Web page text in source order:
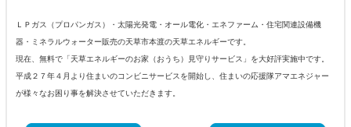
ＬＰガス（プロパンガス）・太陽光発電・オール電化・エネファーム・住宅関連設備機
器・ミネラルウォーター販売の天草市本渡の天草エネルギーです。
現在、無料で「天草エネルギーのお家（おうち）見守りサービス」を大好評実施中です。
平成２７年４月より住まいのコンビニサービスを開始し、住まいの応援隊アマエネジャー
が様々なお困り事を解決させていただきます。